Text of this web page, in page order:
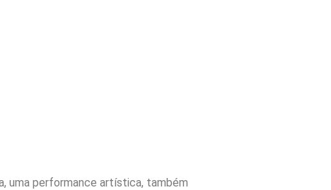
uma performance artística, também